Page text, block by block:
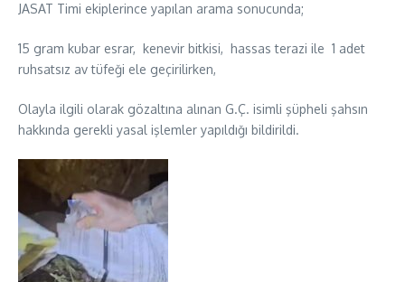
JASAT Timi ekiplerince yapılan arama sonucunda;
15 gram kubar esrar, kenevir bitkisi, hassas terazi ile 1 adet
ruhsatsız av tüfeği ele geçirilirken,
Olayla ilgili olarak gözaltına alınan G.Ç. isimli şüpheli şahsın
hakkında gerekli yasal işlemler yapıldığı bildirildi.